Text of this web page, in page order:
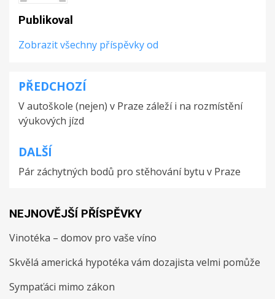
Publikoval
Zobrazit všechny příspěvky od
Navigace
pro
příspěvek
PŘEDCHOZÍ
V autoškole (nejen) v Praze záleží i na rozmístění
výukových jízd
DALŠÍ
Pár záchytných bodů pro stěhování bytu v Praze
NEJNOVĚJŠÍ PŘÍSPĚVKY
Vinotéka – domov pro vaše víno
Skvělá americká hypotéka vám dozajista velmi pomůže
Sympaťáci mimo zákon